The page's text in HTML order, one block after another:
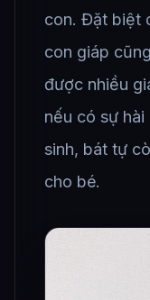
con. Đặt biệt
con giáp
được nhiều
nếu có sự hài
sinh, bát tự
cho bé.